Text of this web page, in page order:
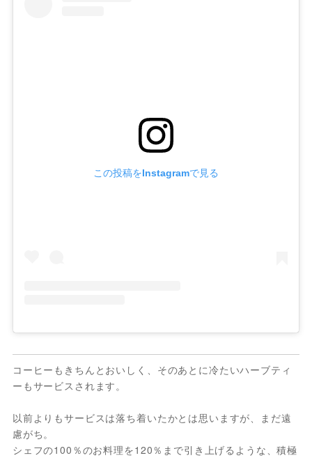
この投稿をInstagramで見る
コーヒーもきちんとおいしく、そのあとに冷たいハーブティ
ーもサービスされます。
以前よりもサービスは落ち着いたかとは思いますが、まだ遠
慮がち。
シェフの100％のお料理を120％まで引き上げるような、積極